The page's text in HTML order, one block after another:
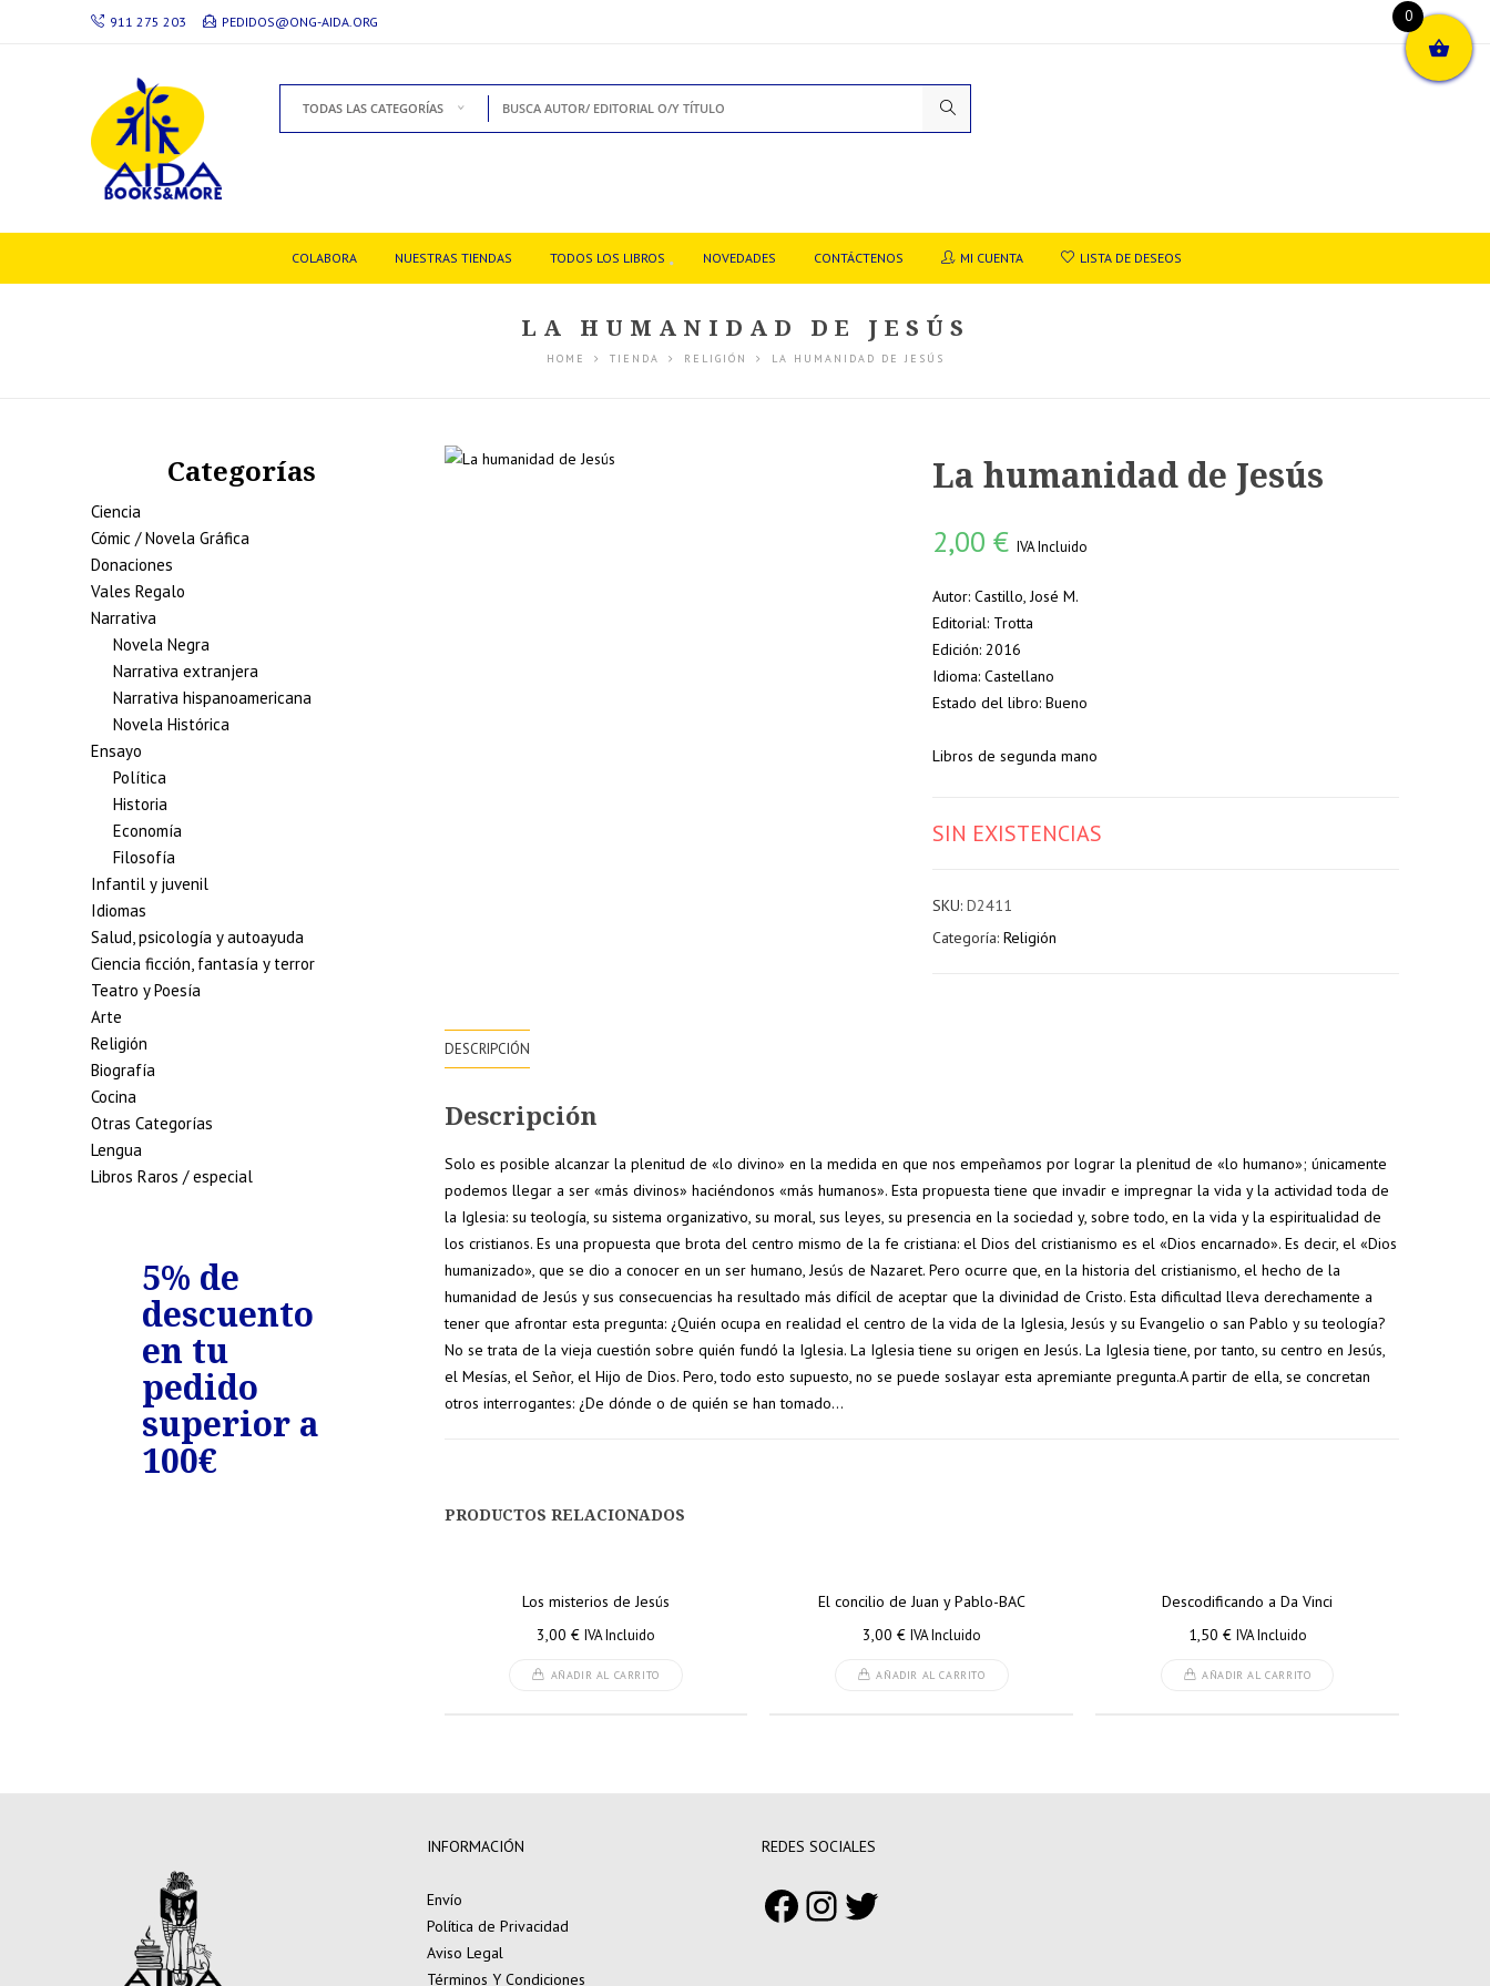
911 275 203 PEDIDOS@ONG-AIDA.ORG
TODAS LAS CATEGORÍAS
COLABORA NUESTRAS TIENDAS TODOS LOS LIBROS NOVEDADES CONTÁCTENOS MI CUENTA LISTA DE DESEOS
LA HUMANIDAD DE JESÚS
HOME TIENDA RELIGIÓN LA HUMANIDAD DE JESÚS
La humanidad de Jesús
2,00€ IVA Incluido
Autor: Castillo, José M.
Editorial: Trotta
Edición: 2016
Idioma: Castellano
Estado del libro: Bueno
Libros de segunda mano
SIN EXISTENCIAS
SKU:D2411
Categoría:Religión
DESCRIPCIÓN
Descripción
Solo es posible alcanzar la plenitud de «lo divino» en la medida en que nos empeñamos por lograr la plenitud de «lo humano»; únicamente
podemos llegar a ser «más divinos» haciéndonos «más humanos». Esta propuesta tiene que invadir e impregnar la vida y la actividad toda de
la Iglesia: su teología, su sistema organizativo, su moral, sus leyes, su presencia en la sociedad y, sobre todo, en la vida y la espiritualidad de
los cristianos. Es una propuesta que brota del centro mismo de la fe cristiana: el Dios del cristianismo es el «Dios encarnado». Es decir, el «Dios
humanizado», que se dio a conocer en un ser humano, Jesús de Nazaret. Pero ocurre que, en la historia del cristianismo, el hecho de la
humanidad de Jesús y sus consecuencias ha resultado más difícil de aceptar que la divinidad de Cristo. Esta dificultad lleva derechamente a
tener que afrontar esta pregunta: ¿Quién ocupa en realidad el centro de la vida de la Iglesia, Jesús y su Evangelio o san Pablo y su teología?
No se trata de la vieja cuestión sobre quién fundó la Iglesia. La Iglesia tiene su origen en Jesús. La Iglesia tiene, por tanto, su centro en Jesús,
el Mesías, el Señor, el Hijo de Dios. Pero, todo esto supuesto, no se puede soslayar esta apremiante pregunta.A partir de ella, se concretan
otros interrogantes: ¿De dónde o de quién se han tomado…
PRODUCTOS RELACIONADOS
Los misterios de Jesús
3,00 € IVA Incluido
AÑADIR AL CARRITO
El concilio de Juan y Pablo-BAC
3,00 € IVA Incluido
AÑADIR AL CARRITO
Descodificando a Da Vinci
1,50 € IVA Incluido
AÑADIR AL CARRITO
Categorías
Ciencia
Cómic / Novela Gráfica
Donaciones
Vales Regalo
Narrativa
Novela Negra
Narrativa extranjera
Narrativa hispanoamericana
Novela Histórica
Ensayo
Política
Historia
Economía
Filosofía
Infantil y juvenil
Idiomas
Salud, psicología y autoayuda
Ciencia ficción, fantasía y terror
Teatro y Poesía
Arte
Religión
Biografía
Cocina
Otras Categorías
Lengua
Libros Raros / especial
5% de
descuento
en tu
pedido
superior a
100€
7% de
descuento
en tu
pedido
superior a
10% de
descuento
en tu
pedido
superior a
15% de
descuento
en pedidos
superiores
a 250€
5% de
descuento
en tu
pedido
7% de
descuento
en tu
pedido
INFORMACIÓN
Envío
Política de Privacidad
Aviso Legal
Términos Y Condiciones
REDES SOCIALES
Facebook
Instagram
Twitter
0